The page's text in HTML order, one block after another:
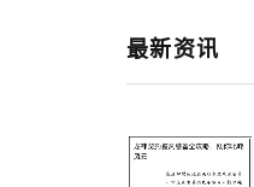
最新资讯